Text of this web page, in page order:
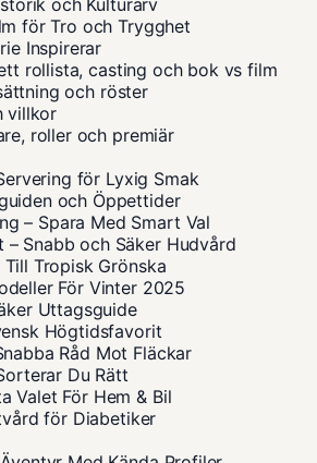
och Kulturarv
för Tro och Trygghet
Inspirerar
rollista, casting och bok vs film
och röster
villkor
roller och premiär
för Lyxig Smak
och Öppettider
– Spara Med Smart Val
Snabb och Säker Hudvård
Till Tropisk Grönska
För Vinter 2025
Uttagsguide
Högtidsfavorit
Råd Mot Fläckar
Du Rätt
Valet För Hem & Bil
för Diabetiker